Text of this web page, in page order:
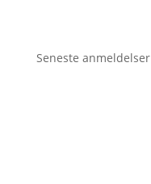
Seneste anmeldelser